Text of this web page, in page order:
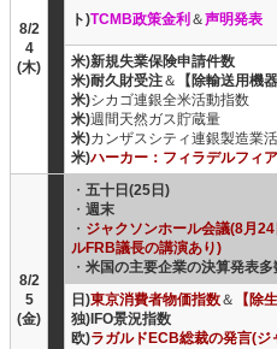
8/2
4
(木)
ト)TCMB政策金利 ＆声明発表
米)新規失業保険申請件数
米)耐久財受注＆
【除輸送用機器
米)シカゴ連銀全米活動指数
米)週間天然ガス貯蔵量
米)カンザスシティ連銀製造業
米)ハーカー：フィラデルフィ
8/2
5
(金)
・ 五十日(25日)
・ 週末
・ ジャクソンホール会議(8月
ルFRB議長の講演あり)
・ 米国の主要企業の決算発表多
日)東京消費者物価指数＆
【除
独)IFO景況指数
欧)ラガルドECB総裁の発言(